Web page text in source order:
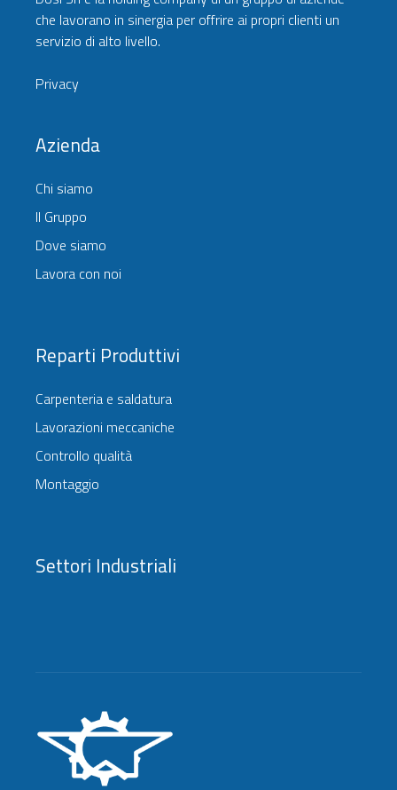
che lavorano in sinergia per offrire ai propri clienti un
servizio di alto livello.
Privacy
Azienda
Chi siamo
Il Gruppo
Dove siamo
Lavora con noi
Reparti Produttivi
Carpenteria e saldatura
Lavorazioni meccaniche
Controllo qualità
Montaggio
Settori Industriali